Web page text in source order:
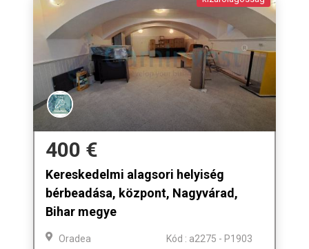
400 €
Kereskedelmi alagsori helyiség
bérbeadása, központ, Nagyvárad,
Bihar megye
Oradea Kód : a2275 - P1903